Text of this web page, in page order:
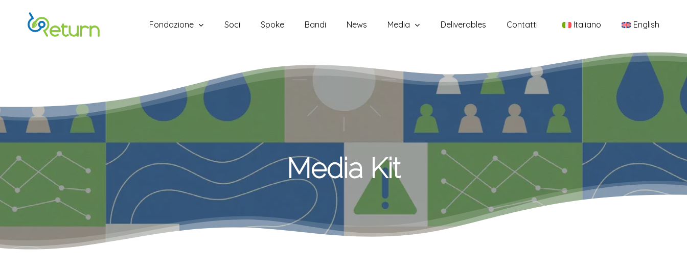
Fondazione Soci Spoke Bandi News Media Deliverables Contatti Italiano English
Media Kit